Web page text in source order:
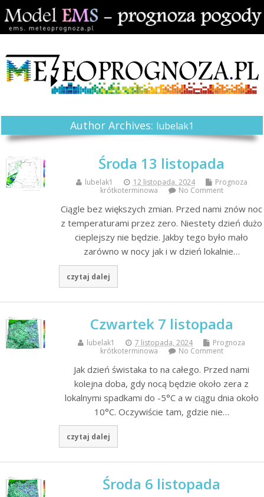
Author Archives: lubelak1
Środa 13 listopada
lubelak1 12 listopada, 2024
Prognoza
krótkoterminowa
No Comment
Ciągle bez większych zmian. Przed nami znów noc
z temperaturami przez zero. Niestety dzień dużo
cieplejszy nie będzie. Jakby tego było mało
zarówno w nocy jak i w dzień lokalnie…
czytaj dalej
Czwartek 7 listopada
lubelak1 7 listopada, 2024
Prognoza
krótkoterminowa
No Comment
Jak dzień świstaka to na całego. Przed nami
kolejna doba, gdy nocą będzie około zera z
lokalnymi spadkami do -5°C a w ciągu dnia około
10°C. Oczywiście tam, gdzie nie…
czytaj dalej
Środa 6 listopada